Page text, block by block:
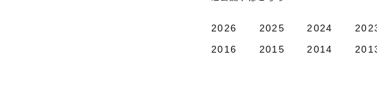
2026 2025 2024
2016
2015 2014